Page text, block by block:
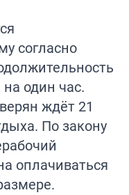
согласно
один час.
ждёт 21
По закону
оплачиваться